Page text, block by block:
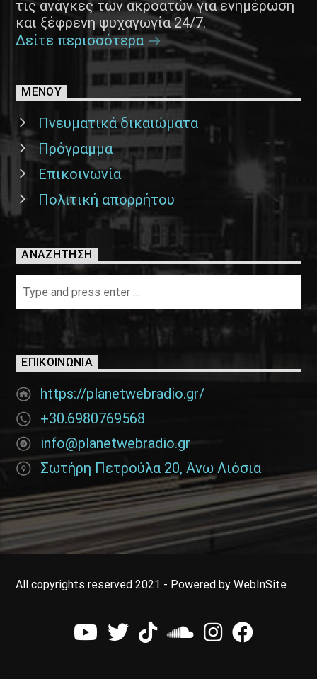
τις ανάγκες των ακροατών για ενημέρωση
και ξέφρενη ψυχαγωγία 24/7.
Δείτε περισσότερα
ΜΕΝΟΥ
Πνευματικά δικαιώματα
Πρόγραμμα
Επικοινωνία
Πολιτική απορρήτου
ΑΝΑΖΉΤΗΣΗ
ΕΠΙΚΟΙΝΩΝΊΑ
https://planetwebradio.gr/
+30.6980769568
info@planetwebradio.gr
Σωτήρη Πετρούλα 20, Άνω Λιόσια
All copyrights reserved 2021 - Powered by WebInSite